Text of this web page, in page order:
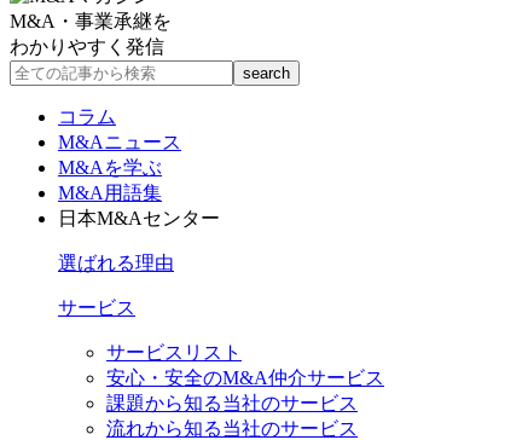
M&A・事業承継を
わかりやすく発信
コラム
M&Aニュース
M&Aを学ぶ
M&A用語集
日本M&Aセンター
選ばれる理由
サービス
サービスリスト
安心・安全のM&A仲介サービス
課題から知る当社のサービス
流れから知る当社のサービス